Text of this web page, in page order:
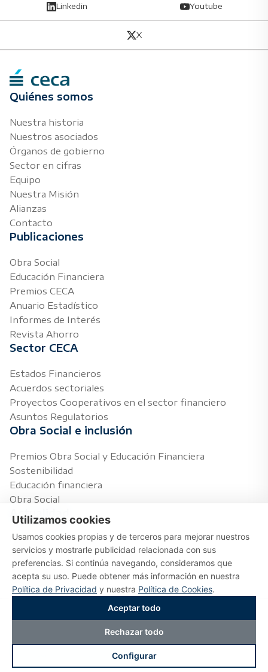
Linkedin Youtube
X
Quiénes somos
Nuestra historia
Nuestros asociados
Órganos de gobierno
Sector en cifras
Equipo
Nuestra Misión
Alianzas
Contacto
Publicaciones
Obra Social
Educación Financiera
Premios CECA
Anuario Estadístico
Informes de Interés
Revista Ahorro
Sector CECA
Estados Financieros
Acuerdos sectoriales
Proyectos Cooperativos en el sector financiero
Asuntos Regulatorios
Obra Social e inclusión
Premios Obra Social y Educación Financiera
Sostenibilidad
Educación financiera
Obra Social
Actualidad
Notas de prensa
Agenda
Temas de interés
Multimedia
Reservados todos los derechos |
Política de cookies
Utilizamos cookies
Usamos cookies propias y de terceros para mejorar nuestros
servicios y mostrarle publicidad relacionada con sus
preferencias. Si continúa navegando, consideramos que
acepta su uso. Puede obtener más información en nuestra
Política de Privacidad y nuestra Política de Cookies.
Aceptar todo
Rechazar todo
Configurar